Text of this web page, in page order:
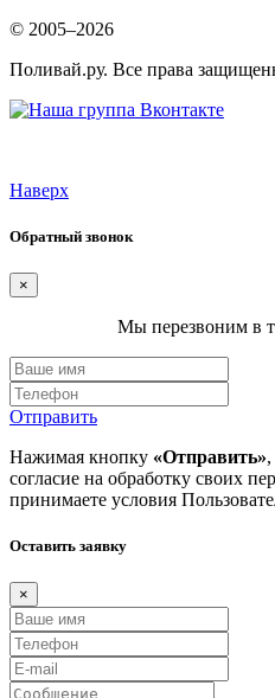
© 2005–2026
Поливай.ру. Все права
Наверх
Обратный звонок
×
Мы перезвоним в
Отправить
Нажимая кнопку «Отправить»
согласие на обработку своих
принимаете условия
Оставить заявку
×